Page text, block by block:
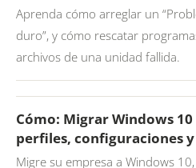
Aprenda cómo arreglar un
duro”, y cómo rescatar
archivos de una unidad fallida.
Cómo: Migrar Windows
perfiles, configuraciones
Migre su empresa a Windows